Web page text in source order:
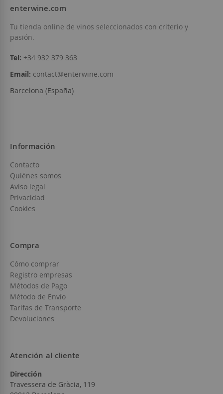
Añadir a la Lista de Deseos
enterwine.com
Tu tienda online de vinos seleccionados con criterio y
pasión.
Tel: +34 932 379 363
Email: contact@enterwine.com
Barcelona (España)
Información
Contacto
Quiénes somos
Aviso legal
Privacidad
Cookies
Compra
Cómo comprar
Registro empresas
Métodos de Pago
Método de Envío
Tarifas de Transporte
Devoluciones
Atención al cliente
Dirección
Travessera de Gràcia, 119